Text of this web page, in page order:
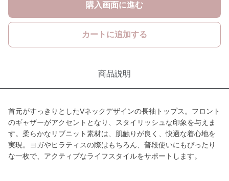
購入画面に進む
カートに追加する
商品説明
首元がすっきりとしたVネックデザインの長袖トップス。フロント
のギャザーがアクセントとなり、スタイリッシュな印象を与えま
す。柔らかなリブニット素材は、肌触りが良く、快適な着心地を
実現。ヨガやピラティスの際はもちろん、普段使いにもぴったり
な一枚で、アクティブなライフスタイルをサポートします。